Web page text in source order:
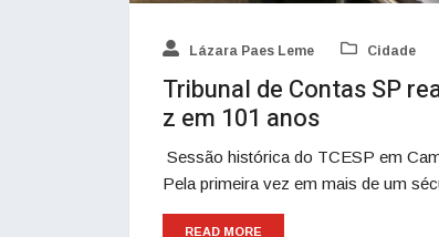
Lázara Paes Leme Cidade
Tribunal de Contas SP
z em 101 anos
Sessão histórica do TCESP em
Pela primeira vez em mais de um
READ MORE